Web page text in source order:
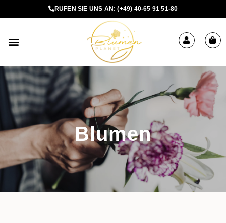
RUFEN SIE UNS AN:(+49) 40-65 91 51-80
Blumen